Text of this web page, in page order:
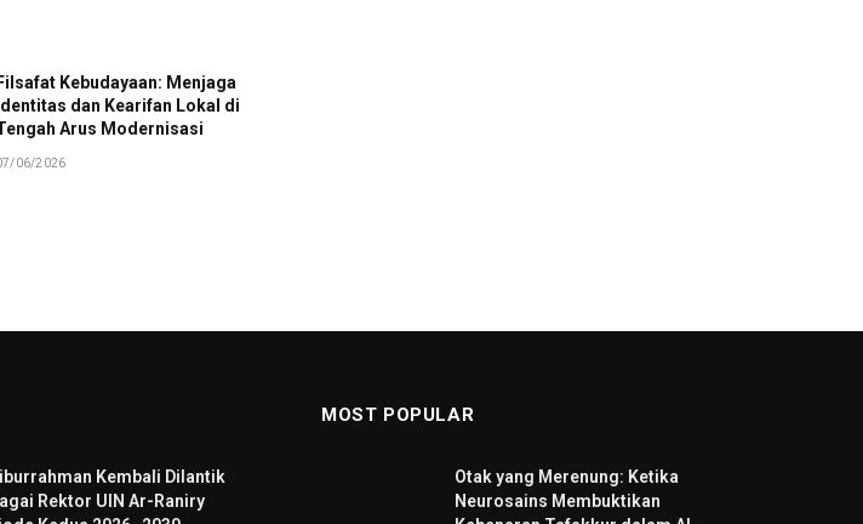
Filsafat Kebudayaan: Menjaga
Identitas dan Kearifan Lokal di
Arus Modernisasi
06/2026
Kembali Dilantik
Rektor UIN Ar-Raniry
MOST POPULAR
Otak yang Merenung: Ketika
Neurosains Membuktikan